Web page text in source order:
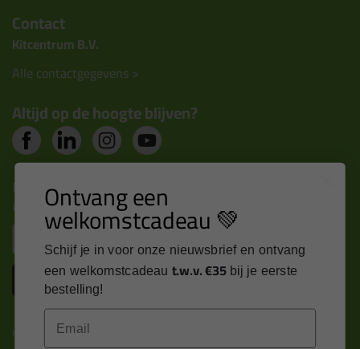
Contact
Kitcentrum B.V.
Alle contactgegevens >
Altijd op de hoogte blijven?
Nieuws, tips en exclusieve deals rechtstreeks in je
inbox
Inschrijven
Kitcentrum is trots op:
Ontvang een
welkomstcadeau 💚
Schijf je in voor onze nieuwsbrief en ontvang
een welkomstcadeau t.w.v. €35 bij je eerste
bestelling!
Email